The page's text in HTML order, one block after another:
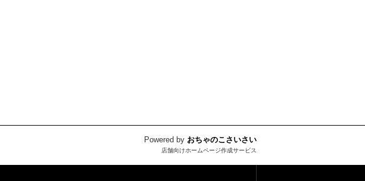
Powered by おちゃのこさいさい
店舗向けホームページ作成サービス